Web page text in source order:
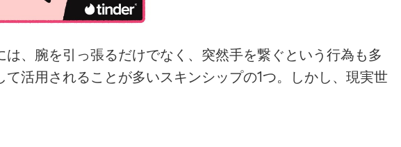
、腕を引っ張るだけでなく、突然手を繋ぐという行為も多
活用されることが多いスキンシップの1つ。しかし、現実世